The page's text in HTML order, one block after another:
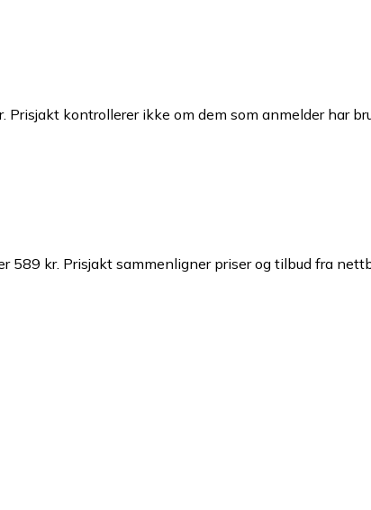
kontrollerer ikke om dem som anmelder har
589 kr. Prisjakt sammenligner priser og tilbud fra